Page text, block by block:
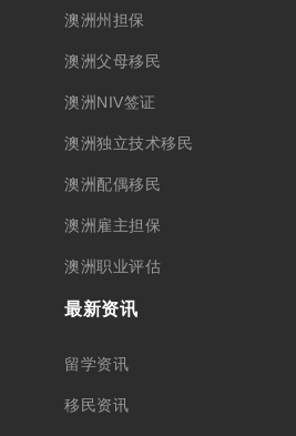
澳洲州担保
澳洲父母移民
澳洲NIV签证
澳洲独立技术移民
澳洲配偶移民
澳洲雇主担保
澳洲职业评估
最新资讯
留学资讯
移民资讯